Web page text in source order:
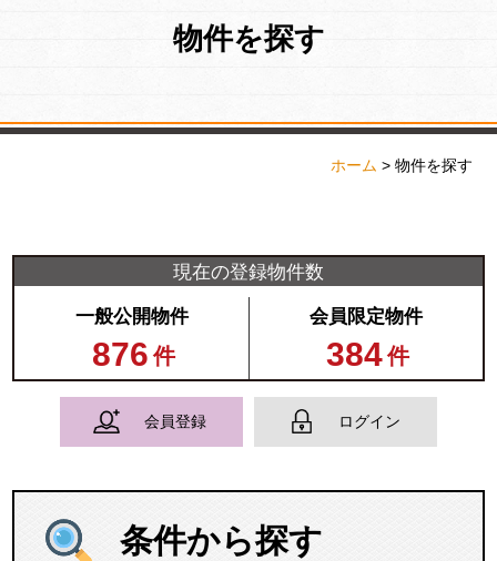
物件を探す
ホーム > 物件を探す
現在の登録物件数
一般公開物件
876 件
会員限定物件
384件
会員登録 ログイン
条件から探す